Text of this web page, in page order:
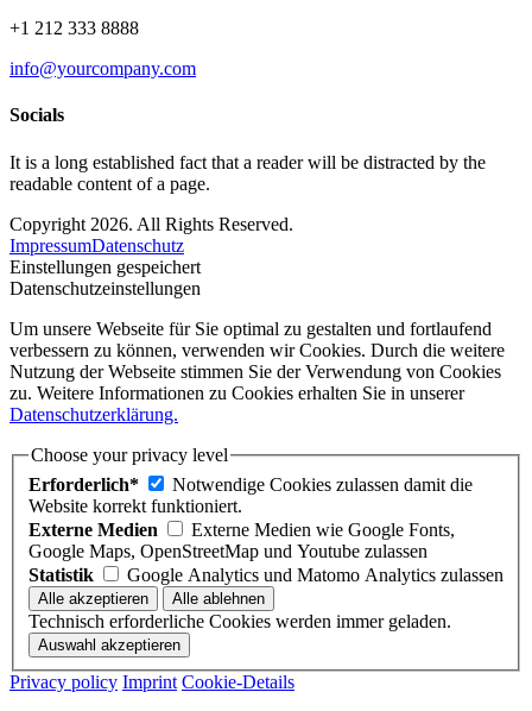
+1 212 333 8888
info@yourcompany.com
Socials
It is a long established fact that a reader will be distracted by the
readable content of a page.
Copyright 2026. All Rights Reserved.
ImpressumDatenschutz
Einstellungen gespeichert
Datenschutzeinstellungen
Um unsere Webseite für Sie optimal zu gestalten und fortlaufend
verbessern zu können, verwenden wir Cookies. Durch die weitere
Nutzung der Webseite stimmen Sie der Verwendung von Cookies
zu. Weitere Informationen zu Cookies erhalten Sie in unserer
Datenschutzerklärung.
Choose your privacy level
Erforderlich*
Notwendige Cookies zulassen damit die
Website korrekt funktioniert.
Externe Medien
Externe Medien wie Google Fonts,
Google Maps, OpenStreetMap und Youtube zulassen
Statistik
Google Analytics und Matomo Analytics zulassen
Technisch erforderliche Cookies werden immer geladen.
Privacy policy Imprint Cookie-Details